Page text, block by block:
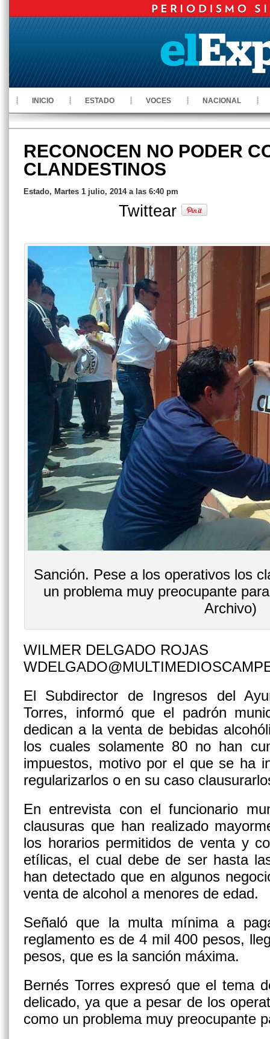
INICIO ESTADO VOCES NACIONAL
RECONOCEN NO PODER
CLANDESTINOS
Estado, Martes 1 julio, 2014 a las 6:40 pm
Twittear
Sanción. Pese a los operativos los
un problema muy preocupante
Archivo)
WILMER DELGADO ROJAS
El Subdirector de Ingresos del
Torres, informó que el padrón
dedican a la venta de bebidas
los cuales solamente 80 no han
impuestos, motivo por el que se ha
regularizarlos o en su caso
En entrevista con el funcionario
clausuras que han realizado
los horarios permitidos de venta y
etílicas, el cual debe de ser hasta
han detectado que en algunos
venta de alcohol a menores de edad.
Señaló que la multa mínima a
reglamento es de 4 mil 400 pesos,
pesos, que es la sanción máxima.
Bernés Torres expresó que el tema
delicado, ya que a pesar de los
como un problema muy preocupante